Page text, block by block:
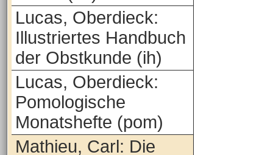
Lucas, Oberdieck:
Illustriertes Handbuch
der Obstkunde (ih)
Lucas, Oberdieck:
Pomologische
Monatshefte (pom)
Mathieu, Carl: Die